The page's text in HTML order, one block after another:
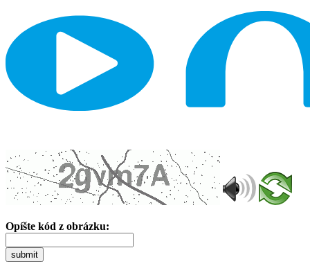
Opíšte kód z obrázku:
submit